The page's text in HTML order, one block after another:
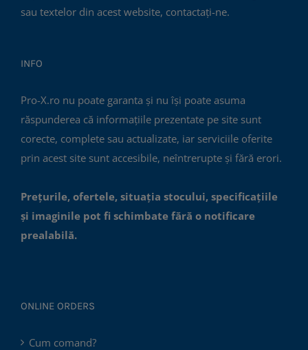
sau textelor din acest website, contactați-ne.
INFO
Pro-X.ro nu poate garanta și nu își poate asuma
răspunderea că informațiile prezentate pe site sunt
corecte, complete sau actualizate, iar serviciile oferite
prin acest site sunt accesibile, neîntrerupte și fără erori.
Prețurile, ofertele, situația stocului, specificațiile
și imaginile pot fi schimbate fără o notificare
prealabilă.
ONLINE ORDERS
Cum comand?